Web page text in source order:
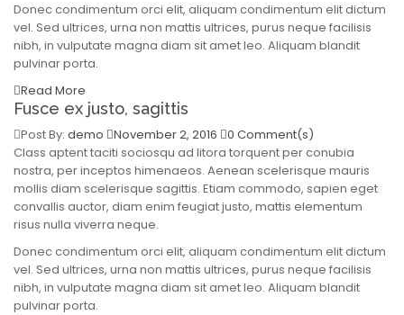
Donec condimentum orci elit, aliquam condimentum elit dictum
vel. Sed ultrices, urna non mattis ultrices, purus neque facilisis
nibh, in vulputate magna diam sit amet leo. Aliquam blandit
pulvinar porta.
Read More
Fusce ex justo, sagittis
Post By: demo November 2, 2016
0 Comment(s)
Class aptent taciti sociosqu ad litora torquent per conubia
nostra, per inceptos himenaeos. Aenean scelerisque mauris
mollis diam scelerisque sagittis. Etiam commodo, sapien eget
convallis auctor, diam enim feugiat justo, mattis elementum
risus nulla viverra neque.
Donec condimentum orci elit, aliquam condimentum elit dictum
vel. Sed ultrices, urna non mattis ultrices, purus neque facilisis
nibh, in vulputate magna diam sit amet leo. Aliquam blandit
pulvinar porta.